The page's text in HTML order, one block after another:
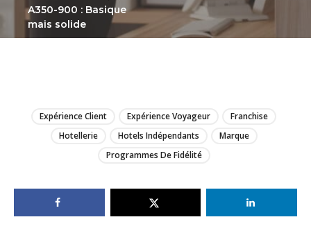
A350-900 : Basique
mais solide
Expérience Client Expérience Voyageur
Franchise
Hotellerie
Hotels Indépendants
Marque
Programmes De Fidélité